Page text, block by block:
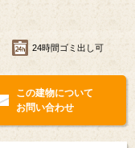
24時間ゴミ出し可
この建物について
お問い合わせ